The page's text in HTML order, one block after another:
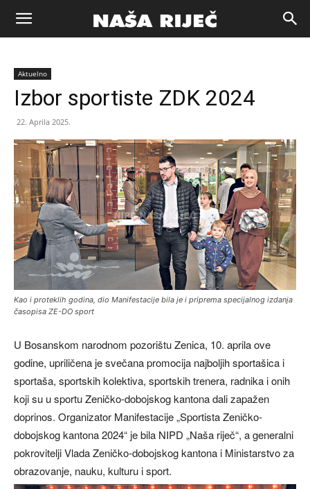
Naša
riječ
Zenica
Aktuelno
Izbor sportiste ZDK 2024
22. Aprila 2025.
Kao i proteklih godina, dio Manifestacije bila je i priprema specijalnog izdanja
časopisa ZE-DO sport
U Bosanskom narodnom pozorištu Zenica, 10. aprila ove
godine, upriličena je svečana promocija najboljih sportašica i
sportaša, sportskih kolektiva, sportskih trenera, radnika i onih
koji su u sportu Zeničko-dobojskog kantona dali zapažen
doprinos. Organizator Manifestacije „Sportista Zeničko-
dobojskog kantona 2024“ je bila NIPD „Naša riječ“, a generalni
pokrovitelji Vlada Zeničko-dobojskog kantona i Ministarstvo za
obrazovanje, nauku, kulturu i sport.